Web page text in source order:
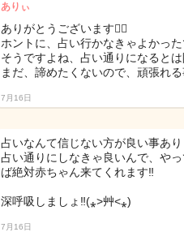
ありぃ
ありがとうございます🙇‍♀️
ホントに、占い行かなきゃよかっ
そうですよね、占い通りになると
まだ、諦めたくないので、頑張れ
7月16日
占いなんて信じない方が良い事あり
占い通りにしなきゃ良いんで、や
ば絶対赤ちゃん来てくれます‼︎
深呼吸しましょ‼︎(⁎˃艸˂⁎)
7月16日